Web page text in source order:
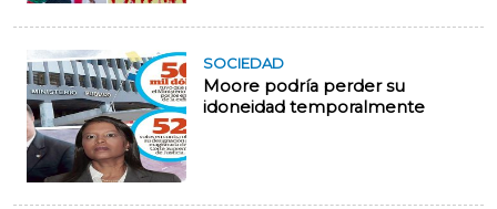
SOCIEDAD
Moore podría perder su
idoneidad temporalmente